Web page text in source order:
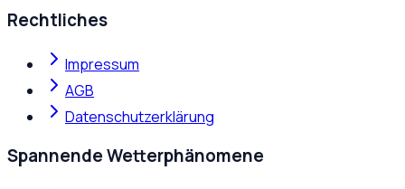
Rechtliches
Impressum
AGB
Datenschutzerklärung
Spannende Wetterphänomene